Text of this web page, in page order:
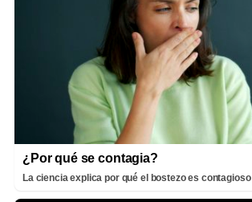
¿Por qué se contagia?
La ciencia explica por qué el bostezo es contagioso